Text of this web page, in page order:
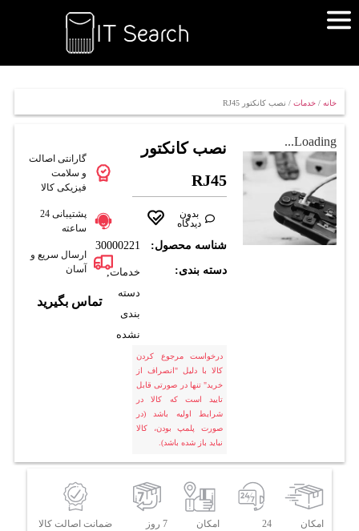
خانه/ خدمات/ نصب کانکتور RJ45
Loading...
نصب کانکتور
RJ45
بدون
دیدگاه
شناسه محصول: 30000221
دسته بندی: خدمات,
دسته
بندی
نشده
درخواست مرجوع کردن
کالا با دلیل "انصراف از
خرید" تنها در صورتی قابل
تایید است که کالا در
شرایط اولیه باشد (در
صورت پلمپ بودن، کالا
نباید باز شده باشد).
گارانتی اصالت
و سلامت
فیزیکی کالا
پشتیبانی 24
ساعته
ارسال سریع و
آسان
تماس بگیرید
امکان
24
امکان
7 روز
ضمانت اصالت کالا